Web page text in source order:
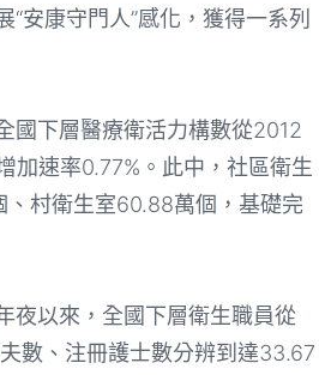
安康守門人”感化，獲得一系列
下層醫療衛活力構數從2012
加速率0.77%。此中，社區衛生
村衛生室60.88萬個，基礎完
以來，全國下層衛生職員從
數、注冊護士數分辨到達33.67